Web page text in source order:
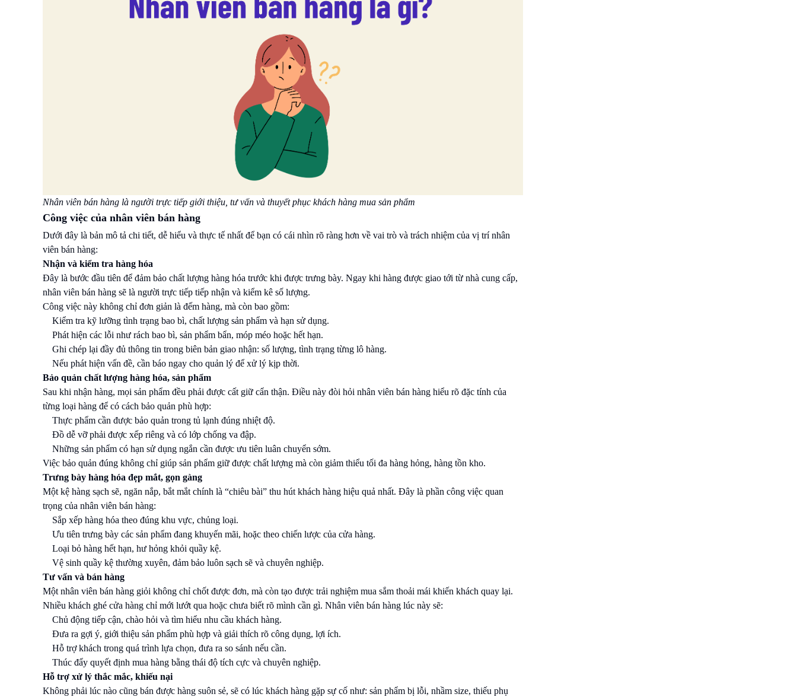
Nhân viên bán hàng là người trực tiếp giới thiệu, tư vấn và thuyết phục khách hàng mua sản phẩm
Công việc của nhân viên bán hàng
Dưới đây là bản mô tả chi tiết, dễ hiểu và thực tế nhất để bạn có cái nhìn rõ ràng hơn về vai trò và trách nhiệm của vị trí nhân
viên bán hàng:
Nhận và kiểm tra hàng hóa
Đây là bước đầu tiên để đảm bảo chất lượng hàng hóa trước khi được trưng bày. Ngay khi hàng được giao tới từ nhà cung cấp,
nhân viên bán hàng sẽ là người trực tiếp tiếp nhận và kiểm kê số lượng.
Công việc này không chỉ đơn giản là đếm hàng, mà còn bao gồm:
Kiểm tra kỹ lưỡng tình trạng bao bì, chất lượng sản phẩm và hạn sử dụng.
Phát hiện các lỗi như rách bao bì, sản phẩm bẩn, móp méo hoặc hết hạn.
Ghi chép lại đầy đủ thông tin trong biên bản giao nhận: số lượng, tình trạng từng lô hàng.
Nếu phát hiện vấn đề, cần báo ngay cho quản lý để xử lý kịp thời.
Bảo quản chất lượng hàng hóa, sản phẩm
Sau khi nhận hàng, mọi sản phẩm đều phải được cất giữ cẩn thận. Điều này đòi hỏi nhân viên bán hàng hiểu rõ đặc tính của
từng loại hàng để có cách bảo quản phù hợp:
Thực phẩm cần được bảo quản trong tủ lạnh đúng nhiệt độ.
Đồ dễ vỡ phải được xếp riêng và có lớp chống va đập.
Những sản phẩm có hạn sử dụng ngắn cần được ưu tiên luân chuyển sớm.
Việc bảo quản đúng không chỉ giúp sản phẩm giữ được chất lượng mà còn giảm thiểu tối đa hàng hỏng, hàng tồn kho.
Trưng bày hàng hóa đẹp mắt, gọn gàng
Một kệ hàng sạch sẽ, ngăn nắp, bắt mắt chính là “chiêu bài” thu hút khách hàng hiệu quả nhất. Đây là phần công việc quan
trọng của nhân viên bán hàng:
Sắp xếp hàng hóa theo đúng khu vực, chủng loại.
Ưu tiên trưng bày các sản phẩm đang khuyến mãi, hoặc theo chiến lược của cửa hàng.
Loại bỏ hàng hết hạn, hư hỏng khỏi quầy kệ.
Vệ sinh quầy kệ thường xuyên, đảm bảo luôn sạch sẽ và chuyên nghiệp.
Tư vấn và bán hàng
Một nhân viên bán hàng giỏi không chỉ chốt được đơn, mà còn tạo được trải nghiệm mua sắm thoải mái khiến khách quay lại.
Nhiều khách ghé cửa hàng chỉ mới lướt qua hoặc chưa biết rõ mình cần gì. Nhân viên bán hàng lúc này sẽ:
Chủ động tiếp cận, chào hỏi và tìm hiểu nhu cầu khách hàng.
Đưa ra gợi ý, giới thiệu sản phẩm phù hợp và giải thích rõ công dụng, lợi ích.
Hỗ trợ khách trong quá trình lựa chọn, đưa ra so sánh nếu cần.
Thúc đẩy quyết định mua hàng bằng thái độ tích cực và chuyên nghiệp.
Hỗ trợ xử lý thắc mắc, khiếu nại
Không phải lúc nào cũng bán được hàng suôn sẻ, sẽ có lúc khách hàng gặp sự cố như: sản phẩm bị lỗi, nhầm size, thiếu phụ